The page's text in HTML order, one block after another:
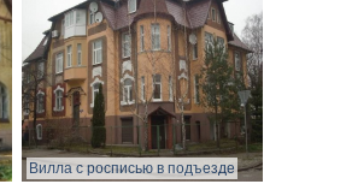
Вилла с росписью в подъезде